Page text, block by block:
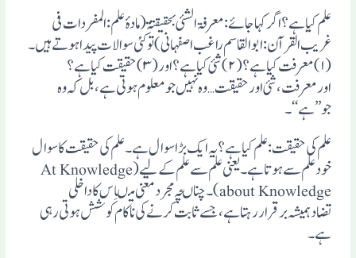
علم کیاہے؟اگرکہاجائے :معرفۃ الشئی بحقیقتۃ(مادۂ علم:المفردات فی
غریب القرآن :ابوالقاسم راغب اصفہانی)توکئی سوالات پیداہوتے ہیں۔
(۱) معرفت کیاہے؟(۲) شئی کیاہے ؟اور(۳) حقیقت کیاہے؟
اورمعرفت ،شئی اورحقیقت…وہ نہیں جومعلوم ہوتی ہے ،بل کہ وہ
جو’’ہے ‘‘۔
علم کی حقیقت : علم کیاہے ؟یہ ایک بڑاسوال ہے ۔علم کی حقیقت کاسوال
خودعلم سے ہوتاہے ۔یعنی علم سے علم کے لیے (At Knowledge
about Knowledge)۔چناںچہ مجردمعنی میںاِس کاداخلی
تضادہمیشہ برقرار رہتاہے،جسے ثابت کرنے کی ناکام کوشش ہوتی رہی
ہے ۔